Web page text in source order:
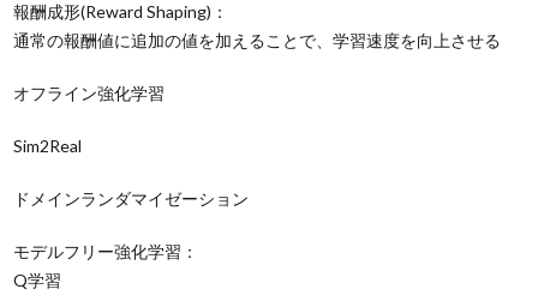
報酬成形(Reward Shaping)：
通常の報酬値に追加の値を加えることで、学習速度を向上させる
オフライン強化学習
Sim2Real
ドメインランダマイゼーション
モデルフリー強化学習：
Q学習